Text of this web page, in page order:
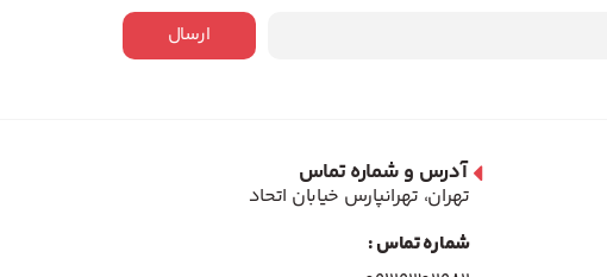
ارسال
آدرس و شماره تماس
تهران، تهرانپارس خیابان اتحاد
شماره تماس :